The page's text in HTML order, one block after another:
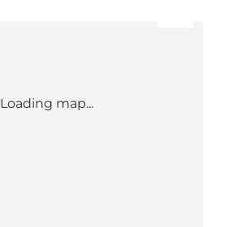
Loading map...